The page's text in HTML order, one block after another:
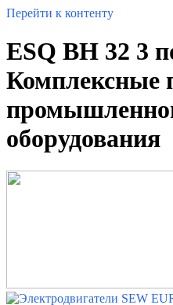
Перейти к контенту
ESQ ВН 32 3
Комплексные
оборудования